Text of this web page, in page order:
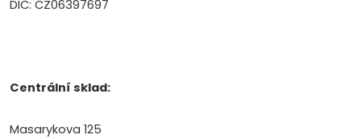
DIČ: CZ06397697
Centrální sklad:
Masarykova 125